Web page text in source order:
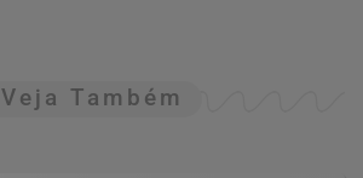
Veja Também